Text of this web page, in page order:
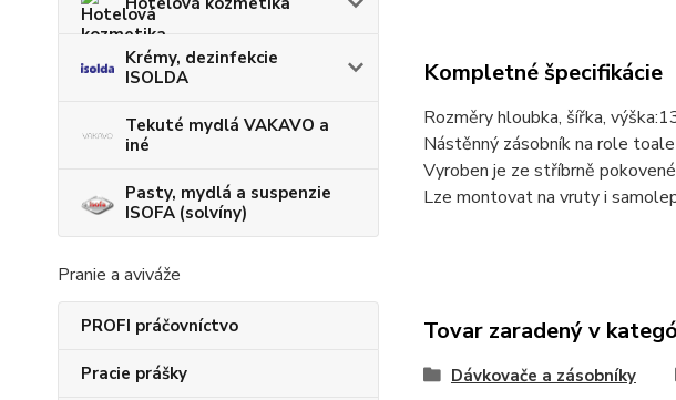
Krémy, dezinfekcie
ISOLDA
Tekuté mydlá VAKAVO a
iné
Pasty, mydlá a suspenzie
ISOFA (solvíny)
Pranie a aviváže
PROFI práčovníctvo
Pracie prášky
Kompletné špecifikácie
Rozměry hloubka, šířka, výška:
Nástěnný zásobník na role
Vyroben je ze stříbrně
Lze montovat na vruty i
Tovar zaradený v
Dávkovače a zásobníky